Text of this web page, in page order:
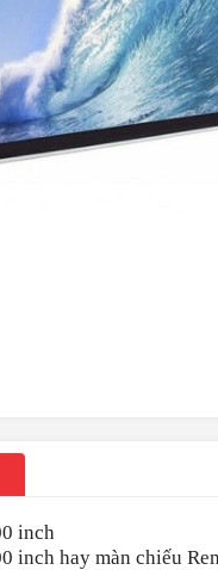
inch
inch hay màn chiếu